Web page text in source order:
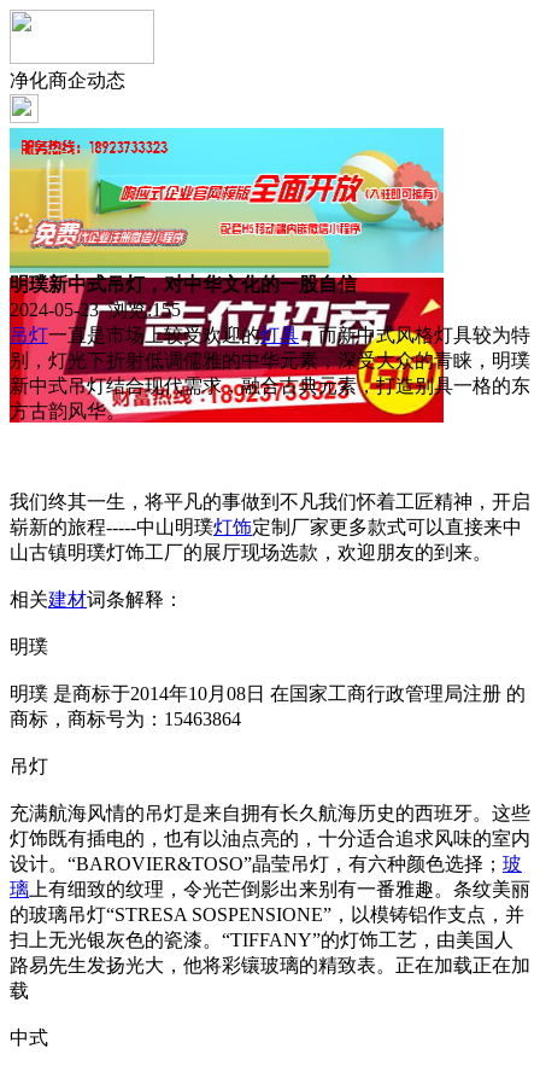
净化商企动态
明璞新中式吊灯，对中华文化的一股自信
2024-05-23 浏览:155
吊灯一直是市场上较受欢迎的灯具，而新中式风格灯具较为特
别，灯光下折射低调儒雅的中华元素，深受大众的青睐，明璞
新中式吊灯结合现代需求，融合古典元素，打造别具一格的东
方古韵风华。
我们终其一生，将平凡的事做到不凡我们怀着工匠精神，开启
崭新的旅程-----中山明璞灯饰定制厂家更多款式可以直接来中
山古镇明璞灯饰工厂的展厅现场选款，欢迎朋友的到来。
相关建材词条解释：
明璞
明璞 是商标于2014年10月08日 在国家工商行政管理局注册 的
商标，商标号为：15463864
吊灯
充满航海风情的吊灯是来自拥有长久航海历史的西班牙。这些
灯饰既有插电的，也有以油点亮的，十分适合追求风味的室内
设计。“BAROVIER&TOSO”晶莹吊灯，有六种颜色选择； 玻
璃 上有细致的纹理，令光芒倒影出来别有一番雅趣。条纹美丽
的玻璃吊灯“STRESA SOSPENSIONE”，以模铸铝作支点，并
扫上无光银灰色的瓷漆。“TIFFANY”的灯饰工艺，由美国人
路易先生发扬光大，他将彩镶玻璃的精致表。正在加载正在加
载
中式